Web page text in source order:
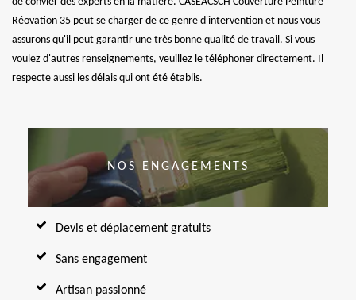
Réovation 35 peut se charger de ce genre d'intervention et nous vous
assurons qu'il peut garantir une très bonne qualité de travail. Si vous
voulez d'autres renseignements, veuillez le téléphoner directement. Il
respecte aussi les délais qui ont été établis.
NOS ENGAGEMENTS
Devis et déplacement gratuits
Sans engagement
Artisan passionné